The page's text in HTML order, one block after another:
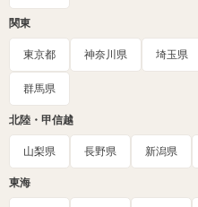
関東
東京都 神奈川県 埼玉県
群馬県
北陸・甲信越
山梨県 長野県 新潟県
東海